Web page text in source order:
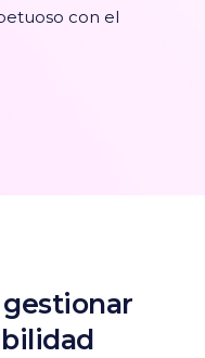
con el
gestionar